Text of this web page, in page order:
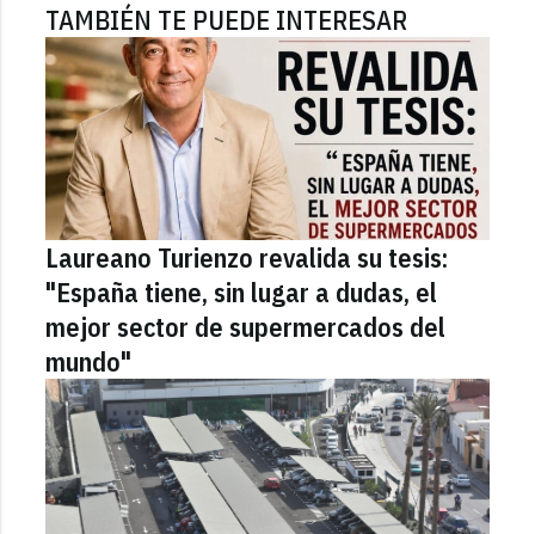
TAMBIÉN TE PUEDE INTERESAR
Laureano Turienzo revalida su tesis:
"España tiene, sin lugar a dudas, el
mejor sector de supermercados del
mundo"